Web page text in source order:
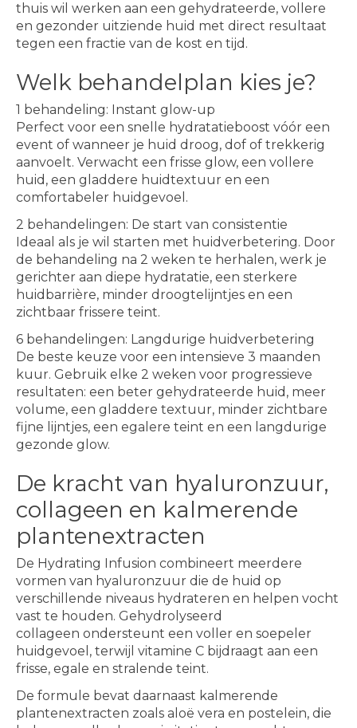
thuis wil werken aan een gehydrateerde, vollere
en gezonder uitziende huid met direct resultaat
tegen een fractie van de kost en tijd.
Welk behandelplan kies je?
1 behandeling: Instant glow-up
Perfect voor een snelle hydratatieboost vóór een
event of wanneer je huid droog, dof of trekkerig
aanvoelt. Verwacht een frisse glow, een vollere
huid, een gladdere huidtextuur en een
comfortabeler huidgevoel.
2 behandelingen: De start van consistentie
Ideaal als je wil starten met huidverbetering. Door
de behandeling na 2 weken te herhalen, werk je
gerichter aan diepe hydratatie, een sterkere
huidbarrière, minder droogtelijntjes en een
zichtbaar frissere teint.
6 behandelingen: Langdurige huidverbetering
De beste keuze voor een intensieve 3 maanden
kuur. Gebruik elke 2 weken voor progressieve
resultaten: een beter gehydrateerde huid, meer
volume, een gladdere textuur, minder zichtbare
fijne lijntjes, een egalere teint en een langdurige
gezonde glow.
De kracht van hyaluronzuur,
collageen en kalmerende
plantenextracten
De Hydrating Infusion combineert meerdere
vormen van hyaluronzuur die de huid op
verschillende niveaus hydrateren en helpen vocht
vast te houden. Gehydrolyseerd
collageen ondersteunt een voller en soepeler
huidgevoel, terwijl vitamine C bijdraagt aan een
frisse, egale en stralende teint.
De formule bevat daarnaast kalmerende
plantenextracten zoals aloë vera en postelein, die